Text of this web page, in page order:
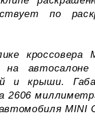
по
кроссовера
на
и крыши.
2606
MINI